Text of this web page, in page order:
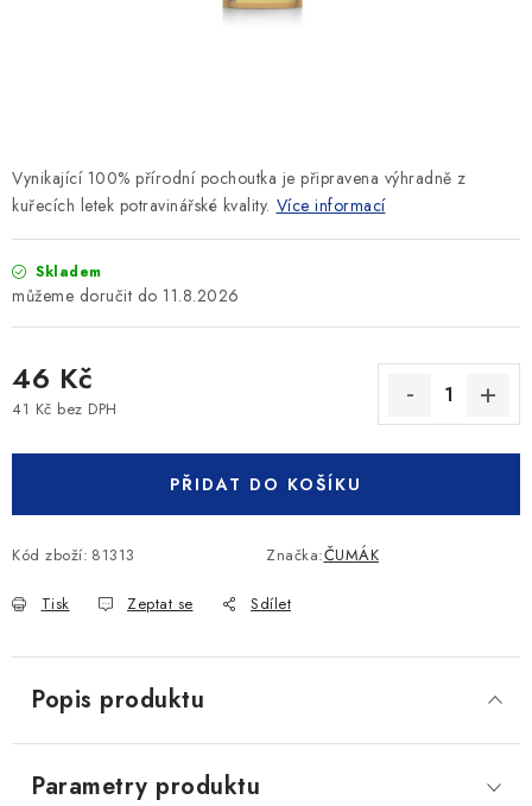
Vynikající 100% přírodní pochoutka je připravena výhradně z
kuřecích letek potravinářské kvality. Více informací
Skladem
11.8.2026
46 Kč
41 Kč bez DPH
PŘIDAT DO KOŠÍKU
Kód zboží: 81313 Značka:ČUMÁK
Tisk Zeptat se Sdílet
Popis produktu
Parametry produktu